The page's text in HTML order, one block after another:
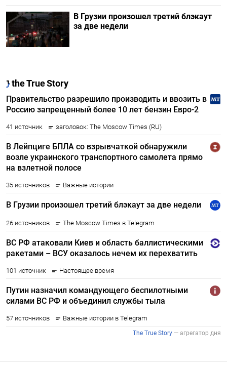
В Грузии произошел третий блэкаут
за две недели